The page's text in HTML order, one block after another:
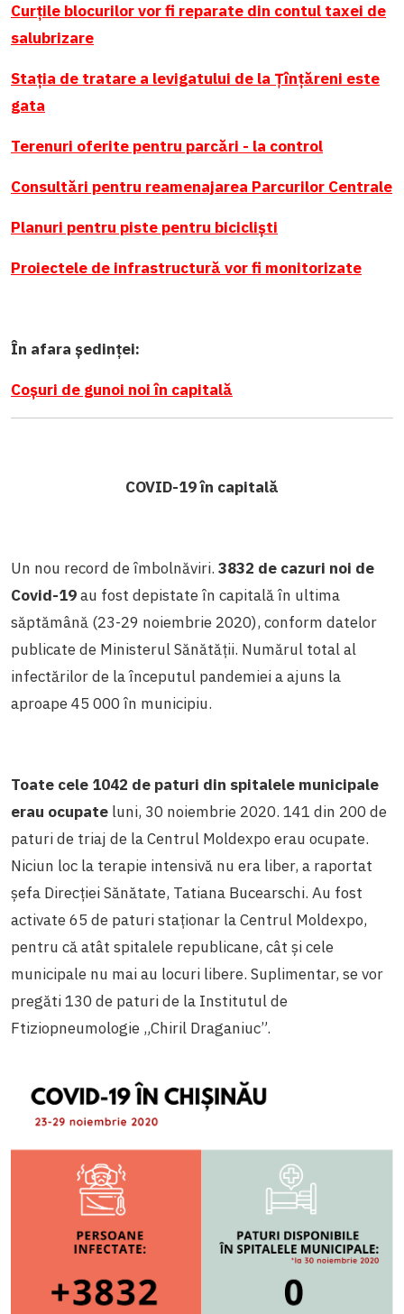
Curțile blocurilor vor fi reparate din contul taxei de
salubrizare
Stația de tratare a levigatului de la Țînțăreni este
gata
Terenuri oferite pentru parcări - la control
Consultări pentru reamenajarea Parcurilor Centrale
Planuri pentru piste pentru bicicliști
Proiectele de infrastructură vor fi monitorizate
În afara ședinței:
Coșuri de gunoi noi în capitală
COVID-19 în capitală
Un nou record de îmbolnăviri. 3832 de cazuri noi de
Covid-19au fost depistate în capitală în ultima
săptămână (23-29 noiembrie 2020), conform datelor
publicate de Ministerul Sănătății. Numărul total al
infectărilor de la începutul pandemiei a ajuns la
aproape 45 000 în municipiu.
Toate cele 1042 de paturi din spitalele municipale
erau ocupate luni, 30 noiembrie 2020. 141 din 200 de
paturi de triaj de la Centrul Moldexpo erau ocupate.
Niciun loc la terapie intensivă nu era liber, a raportat
șefa Direcției Sănătate, Tatiana Bucearschi. Au fost
activate 65 de paturi staționar la Centrul Moldexpo,
pentru că atât spitalele republicane, cât și cele
municipale nu mai au locuri libere. Suplimentar, se vor
pregăti 130 de paturi de la Institutul de
Ftiziopneumologie „Chiril Draganiuc”.